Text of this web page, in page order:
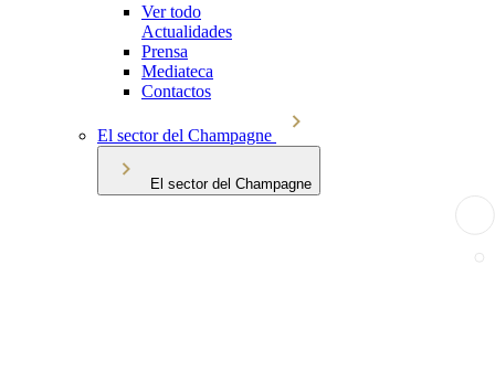
Ver todo
Actualidades
Prensa
Mediateca
Contactos
El sector del Champagne
El sector del Champagne